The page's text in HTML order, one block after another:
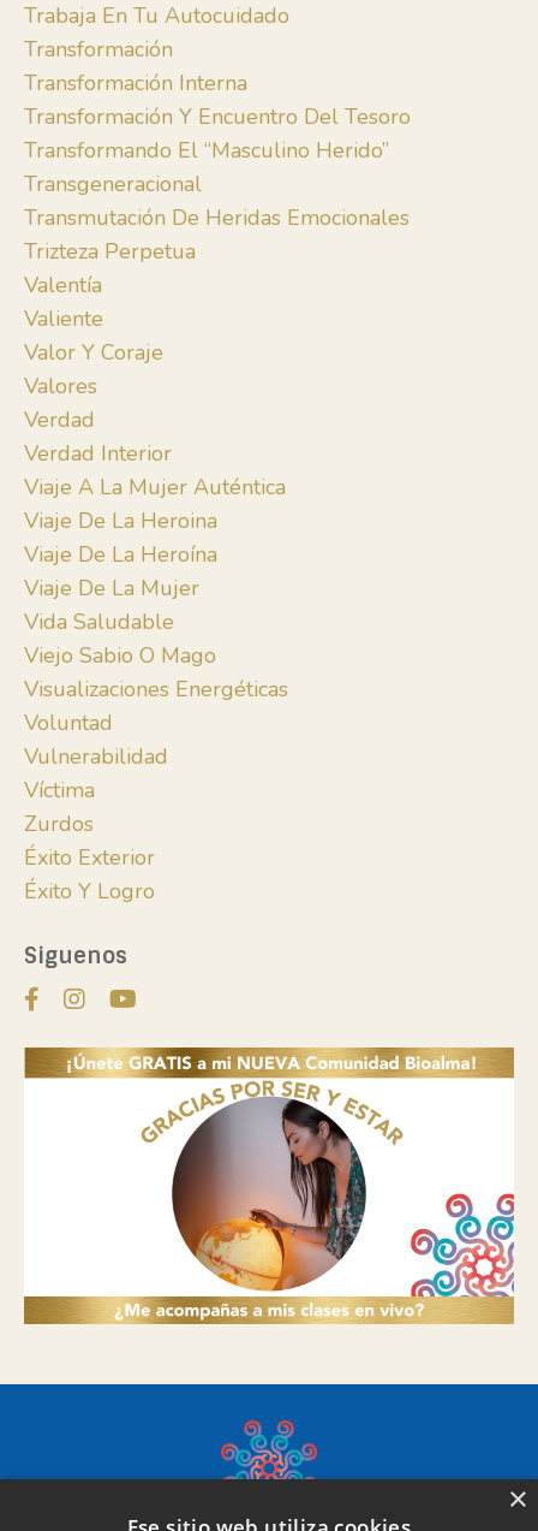
Trabaja En Tu Autocuidado
Transformación
Transformación Interna
Transformación Y Encuentro Del Tesoro
Transformando El “masculino Herido”
Transgeneracional
Transmutación De Heridas Emocionales
Trizteza Perpetua
Valentía
Valiente
Valor Y Coraje
Valores
Verdad
Verdad Interior
Viaje A La Mujer Auténtica
Viaje De La Heroina
Viaje De La Heroína
Viaje De La Mujer
Vida Saludable
Viejo Sabio O Mago
Visualizaciones Energéticas
Voluntad
Vulnerabilidad
Víctima
Zurdos
Éxito Exterior
Éxito Y Logro
Siguenos
×